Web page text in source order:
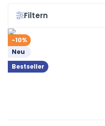
Filtern
-10%
Neu
Bestseller